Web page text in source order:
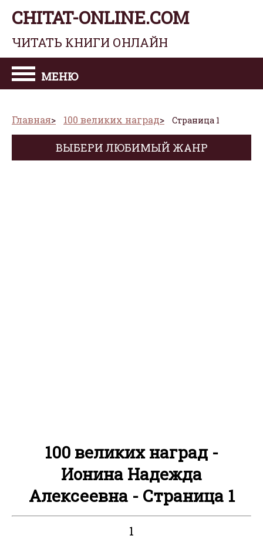
CHITAT-ONLINE.COM
ЧИТАТЬ КНИГИ ОНЛАЙН
МЕНЮ
Главная 100 великих наград Страница 1
ВЫБЕРИ ЛЮБИМЫЙ ЖАНР
100 великих наград -
Ионина Надежда
Алексеевна - Страница 1
1